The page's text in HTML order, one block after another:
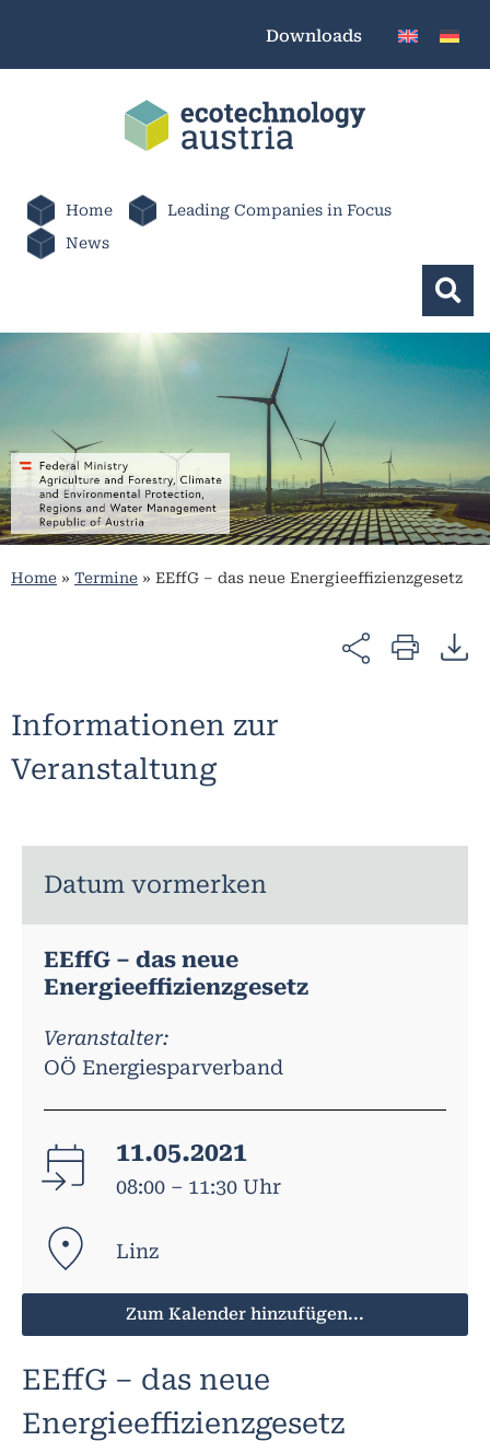
Downloads
Home
Leading Companies in Focus
News
Home » Termine » EEffG – das neue Energieeffizienzgesetz
Informationen zur
Veranstaltung
Datum vormerken
EEffG – das neue
Energieeffizienzgesetz
Veranstalter:
OÖ Energiesparverband
11.05.2021
08:00 – 11:30 Uhr
Linz
Zum Kalender hinzufügen...
EEffG – das neue
Energieeffizienzgesetz